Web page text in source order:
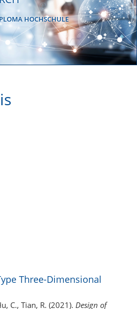
HOCHSCHULE
Three-Dimensional
C., Tian, R. (2021). Design of